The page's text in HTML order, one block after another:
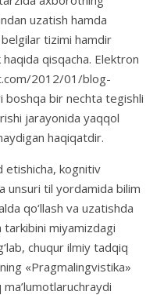
uzatish hamda
tizimi hamdir
qisqacha. Elektron
2012/01/blog-
boshqa bir nechta tegishli
jarayonida yaqqol
haqiqatdir.
etishicha, kognitiv
unsuri til yordamida bilim
qo‘llash va uzatishda
tarkibini miyamizdagi
chuqur ilmiy tadqiq
«Pragmalingvistika»